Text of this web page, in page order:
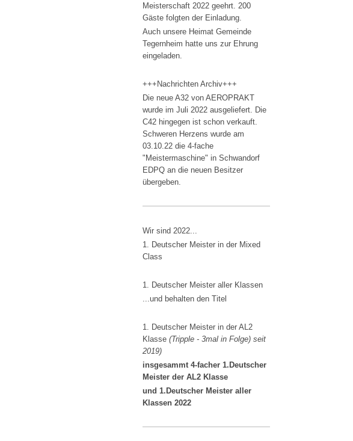
Meisterschaft 2022 geehrt. 200
Gäste folgten der Einladung.
Auch unsere Heimat Gemeinde
Tegernheim hatte uns zur Ehrung
eingeladen.
+++Nachrichten Archiv+++
Die neue A32 von AEROPRAKT
wurde im Juli 2022 ausgeliefert. Die
C42 hingegen ist schon verkauft.
Schweren Herzens wurde am
03.10.22 die 4-fache
"Meistermaschine" in Schwandorf
EDPQ an die neuen Besitzer
übergeben.
Wir sind 2022...
1. Deutscher Meister in der Mixed
Class
1. Deutscher Meister aller Klassen
...und behalten den Titel
1. Deutscher Meister in der AL2
Klasse (Tripple - 3mal in Folge) seit
2019)
insgesammt 4-facher 1.Deutscher
Meister der AL2 Klasse
und 1.Deutscher Meister aller
Klassen 2022